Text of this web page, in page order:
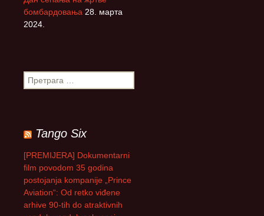
бомбардовања 28. марта
2024.
П
р
а
г
а
з
а
:
Tango Six
[PREMIJERA] Dokumentarni
film povodom 35 godina
postojanja kompanije „Prince
Aviation“: Od retko viđene
arhive 90-tih do atraktivnih